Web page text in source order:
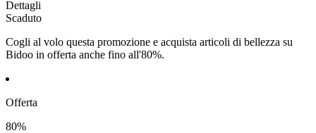
Dettagli
Scaduto
Cogli al volo questa promozione e acquista articoli di bellezza su
Bidoo in offerta anche fino all'80%.
Offerta
80%